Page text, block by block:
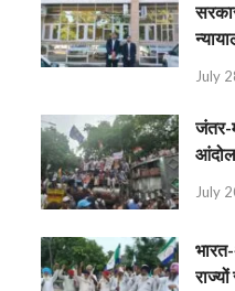
July
जंतर-
July